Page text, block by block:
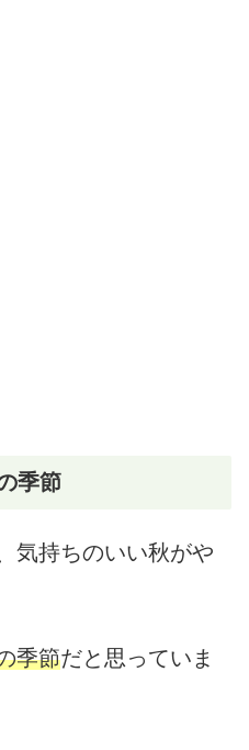
季節
気持ちのいい秋がや
季節だと思っていま